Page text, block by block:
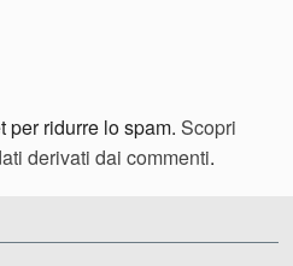
per ridurre lo spam. Scopri
derivati dai commenti.